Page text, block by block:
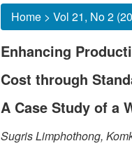
Home > Vol 21, No 2
Enhancing
Cost through
A Case Study of a
Sugris Limphothong,